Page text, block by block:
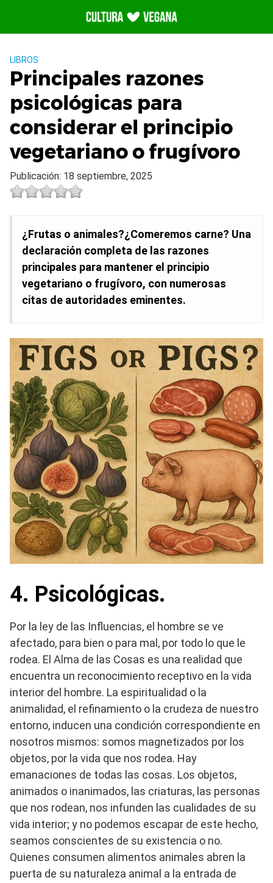
contenido
LIBROS
Principales razones
psicológicas para
considerar el principio
vegetariano o frugívoro
Publicación: 18 septiembre, 2025
¿Frutas o animales?¿Comeremos carne? Una
declaración completa de las razones
principales para mantener el principio
vegetariano o frugívoro, con numerosas
citas de autoridades eminentes.
4. Psicológicas.
Por la ley de las Influencias, el hombre se ve
afectado, para bien o para mal, por todo lo que le
rodea. El Alma de las Cosas es una realidad que
encuentra un reconocimiento receptivo en la vida
interior del hombre. La espiritualidad o la
animalidad, el refinamiento o la crudeza de nuestro
entorno, inducen una condición correspondiente en
nosotros mismos: somos magnetizados por los
objetos, por la vida que nos rodea. Hay
emanaciones de todas las cosas. Los objetos,
animados o inanimados, las criaturas, las personas
que nos rodean, nos infunden las cualidades de su
vida interior; y no podemos escapar de este hecho,
seamos conscientes de su existencia o no.
Quienes consumen alimentos animales abren la
puerta de su naturaleza animal a la entrada de